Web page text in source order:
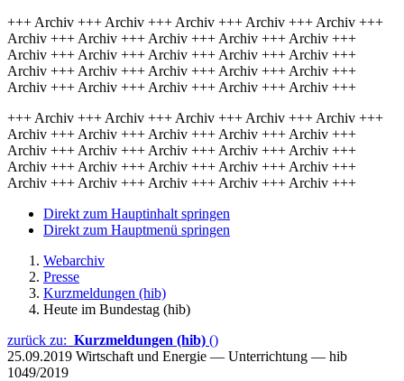
+++ Archiv +++ Archiv +++ Archiv +++ Archiv +++ Archiv +++
Archiv +++ Archiv +++ Archiv +++ Archiv +++ Archiv +++
Archiv +++ Archiv +++ Archiv +++ Archiv +++ Archiv +++
Archiv +++ Archiv +++ Archiv +++ Archiv +++ Archiv +++
Archiv +++ Archiv +++ Archiv +++ Archiv +++ Archiv +++
+++ Archiv +++ Archiv +++ Archiv +++ Archiv +++ Archiv +++
Archiv +++ Archiv +++ Archiv +++ Archiv +++ Archiv +++
Archiv +++ Archiv +++ Archiv +++ Archiv +++ Archiv +++
Archiv +++ Archiv +++ Archiv +++ Archiv +++ Archiv +++
Archiv +++ Archiv +++ Archiv +++ Archiv +++ Archiv +++
Direkt zum Hauptinhalt springen
Direkt zum Hauptmenü springen
Webarchiv
Presse
Kurzmeldungen (hib)
Heute im Bundestag (hib)
zurück zu: Kurzmeldungen (hib) ()
25.09.2019 Wirtschaft und Energie — Unterrichtung — hib
1049/2019